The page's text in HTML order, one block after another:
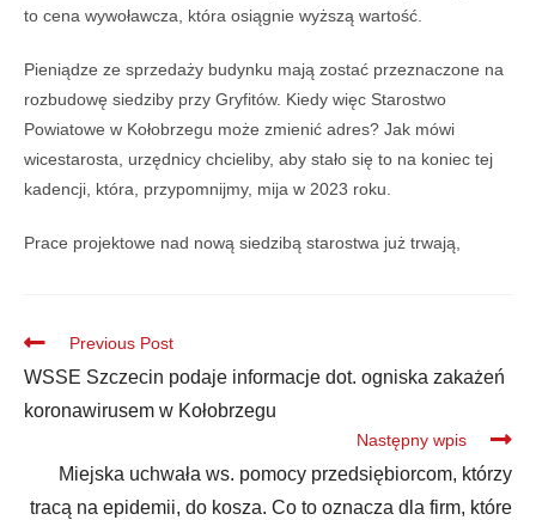
to cena wywoławcza, która osiągnie wyższą wartość.
Pieniądze ze sprzedaży budynku mają zostać przeznaczone na
rozbudowę siedziby przy Gryfitów. Kiedy więc Starostwo
Powiatowe w Kołobrzegu może zmienić adres? Jak mówi
wicestarosta, urzędnicy chcieliby, aby stało się to na koniec tej
kadencji, która, przypomnijmy, mija w 2023 roku.
Prace projektowe nad nową siedzibą starostwa już trwają,
Previous Post
WSSE Szczecin podaje informacje dot. ogniska zakażeń
koronawirusem w Kołobrzegu
Następny wpis
Miejska uchwała ws. pomocy przedsiębiorcom, którzy
tracą na epidemii, do kosza. Co to oznacza dla firm, które